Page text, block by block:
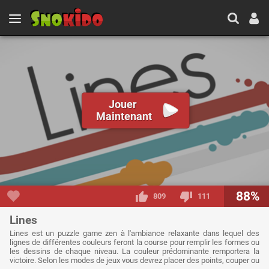
Jouer
Maintenant
809 111 88%
Lines
Lines est un puzzle game zen à l'ambiance relaxante dans lequel des
lignes de différentes couleurs feront la course pour remplir les formes ou
les dessins de chaque niveau. La couleur prédominante remportera la
victoire. Selon les modes de jeux vous devrez placer des points, couper ou